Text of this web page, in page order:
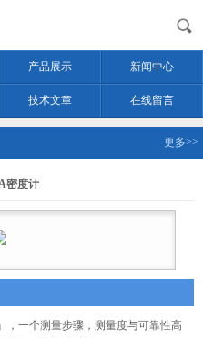
产品展示 新闻中心
技术文章 在线留言
更多>>
密度计
，一个测量步骤，测量度与可靠性高